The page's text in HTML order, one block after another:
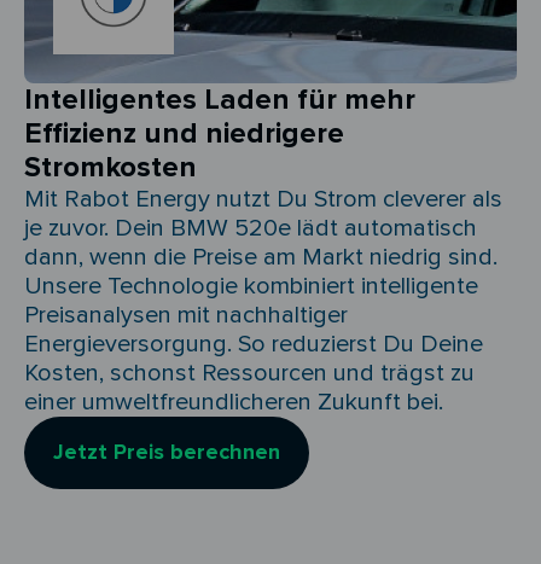
Intelligentes Laden für mehr
Effizienz und niedrigere
Stromkosten
Mit Rabot Energy nutzt Du Strom cleverer als
je zuvor. Dein BMW 520e lädt automatisch
dann, wenn die Preise am Markt niedrig sind.
Unsere Technologie kombiniert intelligente
Preisanalysen mit nachhaltiger
Energieversorgung. So reduzierst Du Deine
Kosten, schonst Ressourcen und trägst zu
einer umweltfreundlicheren Zukunft bei.
Jetzt Preis berechnen